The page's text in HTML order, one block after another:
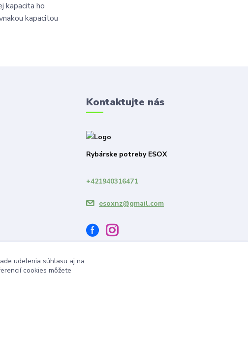
kapacita ho
kapacitou
Kontaktujte nás
Rybárske potreby ESOX
+421940316471
esoxnz@gmail.com
udelenia súhlasu aj na
cookies môžete